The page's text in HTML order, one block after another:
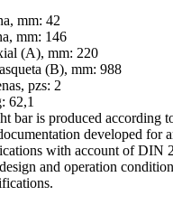
mm: 42
mm: 146
(A), mm: 220
(B), mm: 988
pzs: 2
62,1
bar is produced according
developed for
with account of DIN
and operation